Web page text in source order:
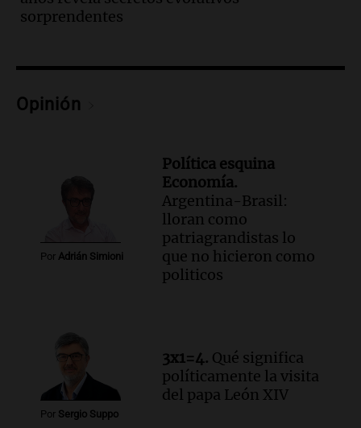
Viva la Radio Rosario
Cristo Redentor por acumulación de
nieve se extiende a 22 días
Panorama Federal
Estudiantes de Italia realizan
prácticas docentes en Córdoba para
enriquecer su formación educativa
Panorama Federal
Audio.La Universidad de Milán y su
colaboración con la municipalidad para
la educación y parques
Audio.
El papamóvil de Juan Pablo II
revive con la visita de León XIV y una
historia nacida en Córdoba
Viva la Radio
Episodios
sorprendentes
Opinión
Por Adrián Simioni
Política esquina
Economía.
Argentina-Brasil:
lloran como
patriagrandistas lo
que no hicieron como
politicos
Por Sergio Suppo
3x1=4. Qué significa
políticamente la visita
del papa León XIV